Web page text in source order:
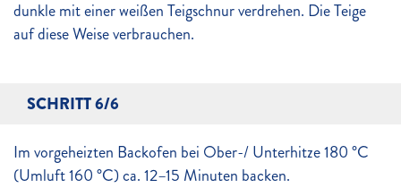
dunkle mit einer weißen Teigschnur verdrehen. Die Teige
auf diese Weise verbrauchen.
SCHRITT 6/6
Im vorgeheizten Backofen bei Ober-/ Unterhitze 180 °C
(Umluft 160 °C) ca. 12–15 Minuten backen.